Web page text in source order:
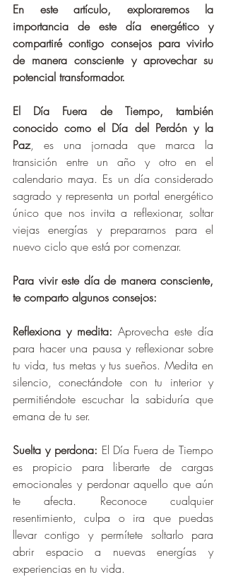
En este artículo, exploraremos la
importancia de este día energético y
compartiré contigo consejos para vivirlo
de manera consciente y aprovechar su
potencial transformador.
El Día Fuera de Tiempo, también
conocido como el Día del Perdón y la
Paz, es una jornada que marca la
transición entre un año y otro en el
calendario maya. Es un día considerado
sagrado y representa un portal energético
único que nos invita a reflexionar, soltar
viejas energías y prepararnos para el
nuevo ciclo que está por comenzar.
Para vivir este día de manera consciente,
te comparto algunos consejos:
Reflexiona y medita: Aprovecha este día
para hacer una pausa y reflexionar sobre
tu vida, tus metas y tus sueños. Medita en
silencio, conectándote con tu interior y
permitiéndote escuchar la sabiduría que
emana de tu ser.
Suelta y perdona: El Día Fuera de Tiempo
es propicio para liberarte de cargas
emocionales y perdonar aquello que aún
te afecta. Reconoce cualquier
resentimiento, culpa o ira que puedas
llevar contigo y permítete soltarlo para
abrir espacio a nuevas energías y
experiencias en tu vida.